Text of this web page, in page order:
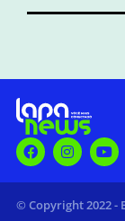
© Copyright 2022 -